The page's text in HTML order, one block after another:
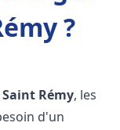
?
Saint Rémy, les
d'un